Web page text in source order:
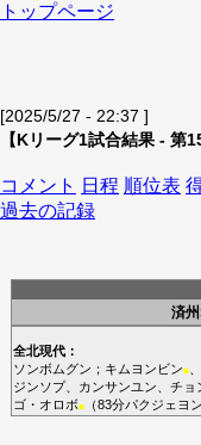
トップページ
[2025/5/27 - 22:37 ]
【Kリーグ1試合結果 - 第
コメント 日程 順位表
過去の記録
済
全北現代：
ソンボムグン ； キムヨンビン■、
ジンソプ、 カンサンユン チョ
ゴ・オロボ■（83分パクジェヨン